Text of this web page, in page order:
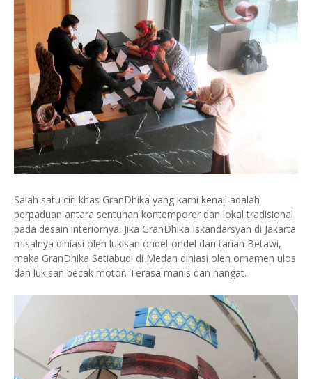
Salah satu ciri khas GranDhika yang kami kenali adalah
perpaduan antara sentuhan kontemporer dan lokal tradisional
pada desain interiornya. Jika GranDhika Iskandarsyah di Jakarta
misalnya dihiasi oleh lukisan ondel-ondel dan tarian Betawi,
maka GranDhika Setiabudi di Medan dihiasi oleh ornamen ulos
dan lukisan becak motor. Terasa manis dan hangat.